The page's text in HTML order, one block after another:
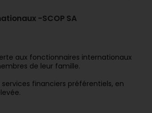
-SCOP SA
aux fonctionnaires internationaux
de leur famille.
services financiers préférentiels, en